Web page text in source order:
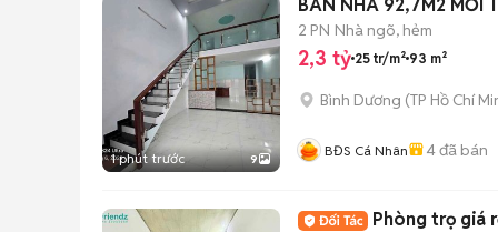
1 phút trước 9
BÁN NHÀ 92,7M2 MỚI
2 PN Nhà ngõ, hẻm
2,3 tỷ 25 tr/m² 93 m²
Bình Dương (TP Hồ Chí
BĐS Cá Nhân 4đã bán
Phòng trọ giá